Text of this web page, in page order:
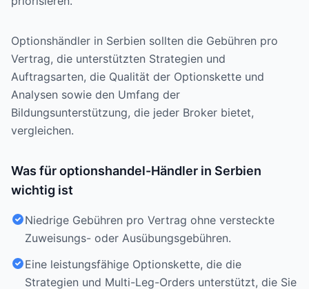
Optionshändler in Serbien sollten die Gebühren pro
Vertrag, die unterstützten Strategien und
Auftragsarten, die Qualität der Optionskette und
Analysen sowie den Umfang der
Bildungsunterstützung, die jeder Broker bietet,
vergleichen.
Was für optionshandel-Händler in Serbien
wichtig ist
Niedrige Gebühren pro Vertrag ohne versteckte
Zuweisungs- oder Ausübungsgebühren.
Eine leistungsfähige Optionskette, die die
Strategien und Multi-Leg-Orders unterstützt, die Sie